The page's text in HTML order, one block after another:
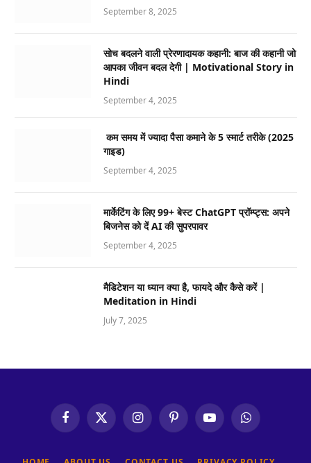
September 8, 2025
सोच बदलने वाली प्रेरणादायक कहानी: बाज की कहानी जो
आपका जीवन बदल देगी | Motivational Story in
Hindi
September 4, 2025
कम समय में ज्यादा पैसा कमाने के 5 स्मार्ट तरीके (2025
गाइड)
September 4, 2025
मार्केटिंग के लिए 99+ बेस्ट ChatGPT प्रॉम्प्ट्स: अपने
बिजनेस को दें AI की सुपरपावर
September 4, 2025
मैडिटेशन या ध्यान क्या है, फायदे और कैसे करें |
Meditation in Hindi
July 7, 2025
FacebookX
(Twitter)
InstagramPinterestYouTubeWhatsApp